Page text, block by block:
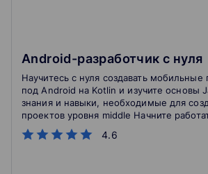
Android-разработчик с нуля
4.6
Научитесь с нуля создавать
под Android на Kotlin и изучите основы
знания и навыки, необходимые для
проектов уровня middle Начните
специальности уже через 6 месяцев